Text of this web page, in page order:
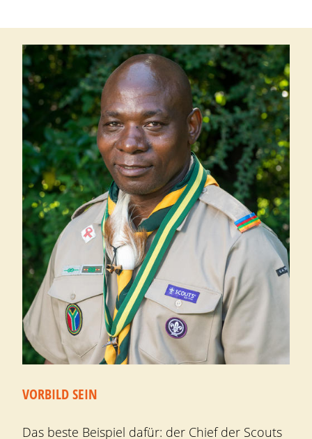
VORBILD SEIN
Das beste Beispiel dafür: der Chief der Scouts